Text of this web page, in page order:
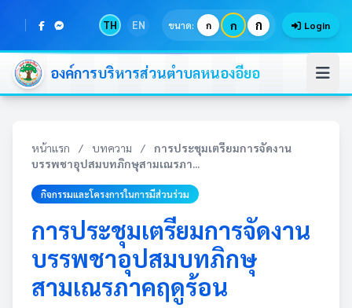
TH EN ขนาด: ก ก ก Login
องค์การบริหารส่วนตำบลหนองอียอ
หน้าแรก / บทความ /
การประชุมเตรียมการจัดงาน
บรรพชาอุปสมบทภิกษุสามเณรภา...
กิจกรรมและโครงการในการมีส่วนร่วม
การประชุมเตรียมการจัดงาน
บรรพชาอุปสมบทภิกษุ
สามเณรภาคฤดูร้อน